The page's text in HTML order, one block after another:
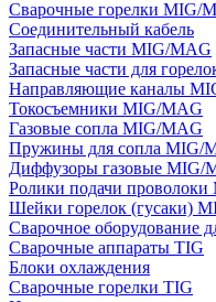
Сварочные горелки MIG/
Соединительный кабель
Запасные части MIG/MAG
Запасные части для
Направляющие каналы
Токосъемники MIG/MAG
Газовые сопла MIG/MAG
Пружины для сопла MIG/
Диффузоры газовые MIG/
Ролики подачи
Шейки горелок (гусаки)
Сварочное оборудование
Сварочные аппараты TIG
Блоки охлаждения
Сварочные горелки TIG